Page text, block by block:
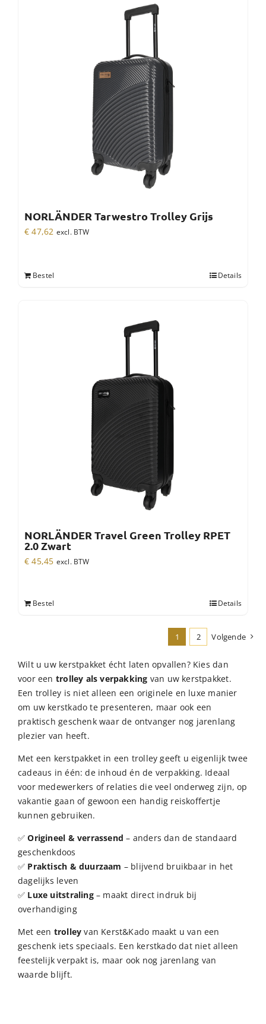
NORLÄNDER Tarwestro Trolley Grijs
€ 47,62 excl. BTW
Bestel Details
NORLÄNDER Travel Green Trolley RPET
2.0 Zwart
€ 45,45 excl. BTW
Bestel Details
1 2 Volgende
Wilt u uw kerstpakket écht laten opvallen? Kies dan
voor een trolley als verpakking van uw kerstpakket.
Een trolley is niet alleen een originele en luxe manier
om uw kerstkado te presenteren, maar ook een
praktisch geschenk waar de ontvanger nog jarenlang
plezier van heeft.
Met een kerstpakket in een trolley geeft u eigenlijk twee
cadeaus in één: de inhoud én de verpakking. Ideaal
voor medewerkers of relaties die veel onderweg zijn, op
vakantie gaan of gewoon een handig reiskoffertje
kunnen gebruiken.
✅Origineel & verrassend – anders dan de standaard
geschenkdoos
✅ Praktisch & duurzaam – blijvend bruikbaar in het
dagelijks leven
✅ Luxe uitstraling– maakt direct indruk bij
overhandiging
Met een trolleyvan Kerst&Kado maakt u van een
geschenk iets speciaals. Een kerstkado dat niet alleen
feestelijk verpakt is, maar ook nog jarenlang van
waarde blijft.